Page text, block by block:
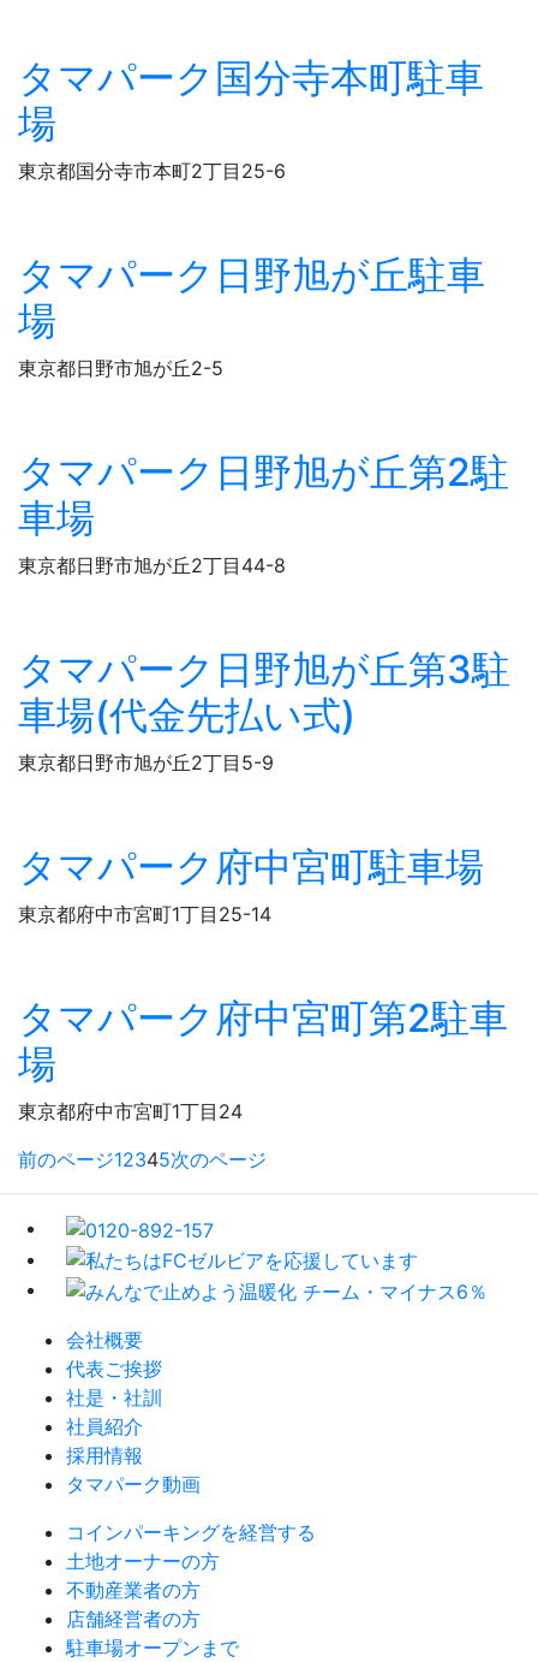
タマパーク国分寺本町駐車
場
東京都国分寺市本町2丁目25-6
タマパーク日野旭が丘駐車
場
東京都日野市旭が丘2-5
タマパーク日野旭が丘第2駐
車場
東京都日野市旭が丘2丁目44-8
タマパーク日野旭が丘第3駐
車場(代金先払い式)
東京都日野市旭が丘2丁目5-9
タマパーク府中宮町駐車場
東京都府中市宮町1丁目25-14
タマパーク府中宮町第2駐車
場
東京都府中市宮町1丁目24
前のページ12345次のページ
会社概要
代表ご挨拶
社是・社訓
社員紹介
採用情報
タマパーク動画
コインパーキングを経営する
土地オーナーの方
不動産業者の方
店舗経営者の方
駐車場オープンまで